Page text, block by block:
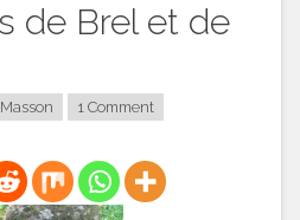
de Brel et de
1 Comment